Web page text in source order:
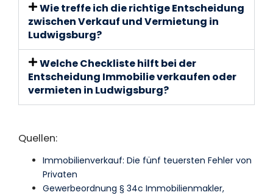
Wie treffe ich die richtige Entscheidung
zwischen Verkauf und Vermietung in
Ludwigsburg?
Welche Checkliste hilft bei der
Entscheidung Immobilie verkaufen oder
vermieten in Ludwigsburg?
Quellen:
Immobilienverkauf: Die fünf teuersten Fehler von
Privaten
Gewerbeordnung § 34c Immobilienmakler,